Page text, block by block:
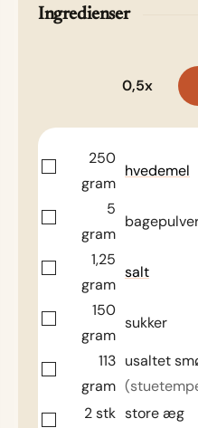
Ingredienser
0,5x
250
gram
hvedemel
5
gram
1,25
gram
salt
150
gram
sukker
113
gram
usaltet
2stk store æg